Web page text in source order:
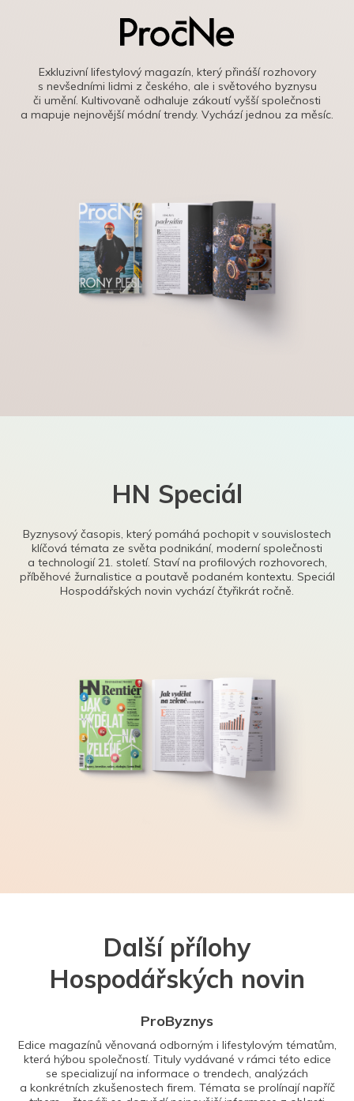
Exkluzivní lifestylový magazín, který přináší rozhovory
s nevšedními lidmi z českého, ale i světového byznysu
či umění. Kultivovaně odhaluje zákoutí vyšší společnosti
a mapuje nejnovější módní trendy. Vychází jednou za měsíc.
HN Speciál
Byznysový časopis, který pomáhá pochopit v souvislostech
klíčová témata ze světa podnikání, moderní společnosti
a technologií 21. století. Staví na profilových rozhovorech,
příběhové žurnalistice a poutavě podaném kontextu. Speciál
Hospodářských novin vychází čtyřikrát ročně.
Další přílohy
Hospodářských novin
ProByznys
Edice magazínů věnovaná odborným i lifestylovým tématům,
která hýbou společností. Tituly vydávané v rámci této edice
se specializují na informace o trendech, analýzách
a konkrétních zkušenostech firem. Témata se prolínají napříč